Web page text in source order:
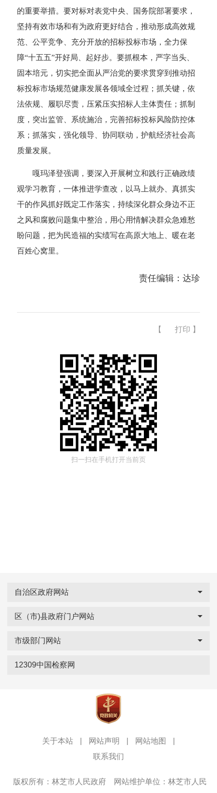
的重要举措。要对标对表党中央、国务院部署要求，
坚持有效市场和有为政府更好结合，推动形成高效规
范、公平竞争、充分开放的招标投标市场，全力保
障“十五五”开好局、起好步。要抓根本，严字当头、
固本培元，切实把全面从严治党的要求贯穿到推动招
标投标市场规范健康发展各领域全过程；抓关键，依
法依规、履职尽责，压紧压实招标人主体责任；抓制
度，突出监管、系统施治，完善招标投标风险防控体
系；抓落实，强化领导、协同联动，护航经济社会高
质量发展。
嘎玛泽登强调，要深入开展树立和践行正确政绩
观学习教育，一体推进学查改，以马上就办、真抓实
干的作风抓好既定工作落实，持续深化群众身边不正
之风和腐败问题集中整治，用心用情解决群众急难愁
盼问题，把为民造福的实绩写在高原大地上、暖在老
百姓心窝里。
责任编辑：达珍
【 打印 】
扫一扫在手机打开当前页
自治区政府网站
区（市)县政府门户网站
市级部门网站
12309中国检察网
关于本站 网站声明 网站地图
联系我们
版权所有：林芝市人民政府
网站维护单位：林芝市人民